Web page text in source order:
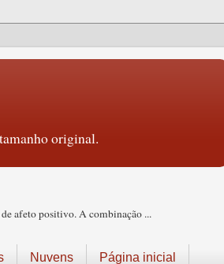
original.
de afeto positivo. A combinação ...
Nuvens Página inicial